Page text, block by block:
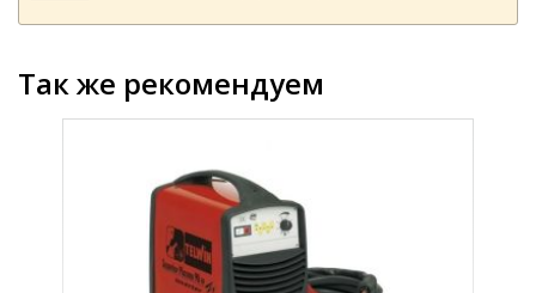
Так же рекомендуем